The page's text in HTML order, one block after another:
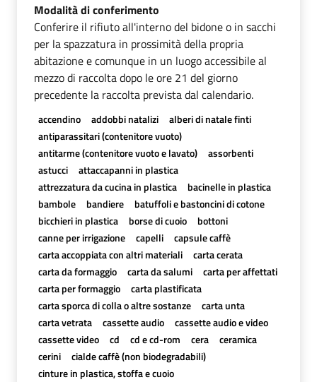
Modalità di conferimento
Conferire il rifiuto all'interno del bidone o in sacchi
per la spazzatura in prossimità della propria
abitazione e comunque in un luogo accessibile al
mezzo di raccolta dopo le ore 21 del giorno
precedente la raccolta prevista dal calendario.
accendino addobbi natalizi
alberi di natale finti
antiparassitari (contenitore vuoto)
antitarme (contenitore vuoto e lavato)
assorbenti
astucci
attaccapanni in plastica
attrezzatura da cucina in plastica
bacinelle in plastica
bambole
bandiere
batuffoli e bastoncini di cotone
bicchieri in plastica
borse di cuoio
bottoni
canne per irrigazione
capelli
capsule caffè
carta accoppiata con altri materiali
carta cerata
carta da formaggio
carta da salumi
carta per affettati
carta per formaggio
carta plastificata
carta sporca di colla o altre sostanze
carta unta
carta vetrata
cassette audio
cassette audio e video
cassette video
cd cd e cd-rom cera
ceramica
cerini
cialde caffè (non biodegradabili)
cinture in plastica, stoffa e cuoio